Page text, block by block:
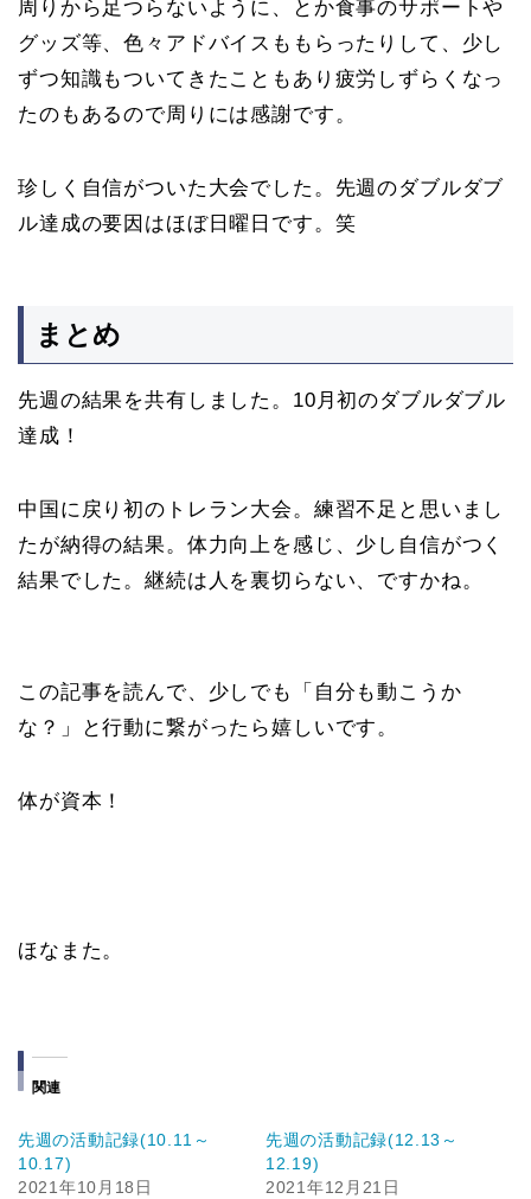
周りから足つらないように、とか食事のサポートや
グッズ等、色々アドバイスももらったりして、少し
ずつ知識もついてきたこともあり疲労しずらくなっ
たのもあるので周りには感謝です。
珍しく自信がついた大会でした。先週のダブルダブ
ル達成の要因はほぼ日曜日です。笑
まとめ
先週の結果を共有しました。10月初のダブルダブル
達成！
中国に戻り初のトレラン大会。練習不足と思いまし
たが納得の結果。体力向上を感じ、少し自信がつく
結果でした。継続は人を裏切らない、ですかね。
この記事を読んで、少しでも「自分も動こうか
な？」と行動に繋がったら嬉しいです。
体が資本！
ほなまた。
関連
先週の活動記録(10.11～
10.17)
2021年10月18日
先週の活動記録(12.13～
12.19)
2021年12月21日